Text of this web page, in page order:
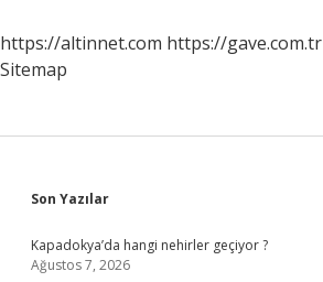
https://altinnet.com https://gave.com.tr
Sitemap
Sidebar
Son Yazılar
Kapadokya’da hangi nehirler geçiyor ?
Ağustos 7, 2026